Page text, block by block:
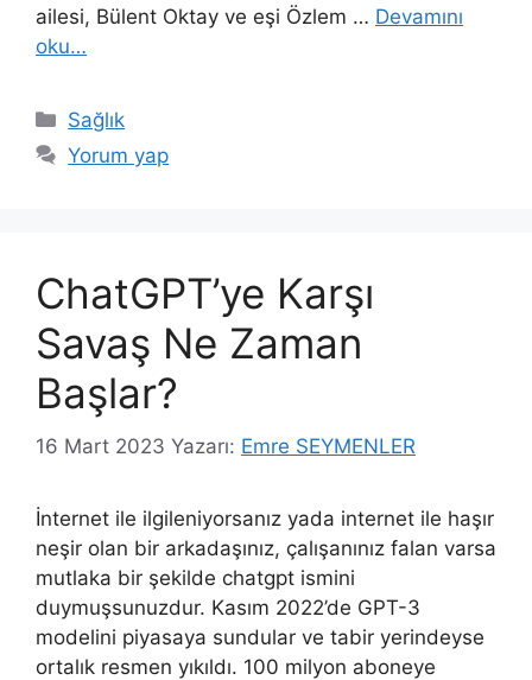
ailesi, Bülent Oktay ve eşi Özlem … Devamını
oku…
Kategoriler
Sağlık
Yorum yap
ChatGPT’ye Karşı
Savaş Ne Zaman
Başlar?
16 Mart 2023 Yazarı: Emre SEYMENLER
İnternet ile ilgileniyorsanız yada internet ile haşır
neşir olan bir arkadaşınız, çalışanınız falan varsa
mutlaka bir şekilde chatgpt ismini
duymuşsunuzdur. Kasım 2022’de GPT-3
modelini piyasaya sundular ve tabir yerindeyse
ortalık resmen yıkıldı. 100 milyon aboneye